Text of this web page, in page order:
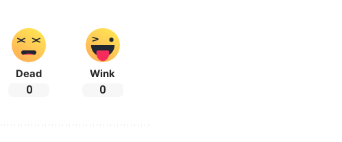
Dead
0
Wink
0